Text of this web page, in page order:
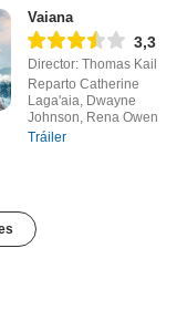
Vaiana
3,3
Director: Thomas Kail
Reparto Catherine
Laga'aia, Dwayne
Johnson, Rena Owen
Tráiler